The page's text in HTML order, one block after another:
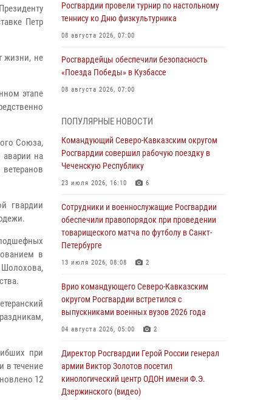
Петр
жизни, не
этапе
Союза,
аварии на
гвардии
в
при
в течение
12
Росгвардии провели турнир по настольному
теннису ко Дню физкультурника
08 августа 2026, 07:00
Росгвардейцы обеспечили безопасность
«Поезда Победы» в Кузбассе
08 августа 2026, 07:00
Росгвардии встретились с участником
патриотического проекта «Дорогой
Ломоносова — дорогой к Победе в СВО»
(видео)
08 августа 2026, 07:00
В Москве росгвардейцы оказали помощь
медикам и девушке с ограниченными
возможностями здоровья (видео)
08 августа 2026, 06:32
память товарища на тактическом турнире
(видео)
08 августа 2026, 06:15 9 1
Росгвардии отметили турнирами, мастер-
классами и легкоатлетическими забегами
08 августа 2026, 06:03 9
ПОПУЛЯРНЫЕ НОВОСТИ
Командующий Северо-Кавказским округом
Росгвардии совершил рабочую поездку в
Чеченскую Республику
23 июля 2026, 16:10 6
Сотрудники и военнослужащие Росгвардии
обеспечили правопорядок при проведении
товарищеского матча по футболу в Санкт-
Петербурге
13 июля 2026, 08:08 2
Врио командующего Северо-Кавказским
округом Росгвардии встретился с
выпускниками военных вузов 2026 года
04 августа 2026, 05:00 2
Директор Росгвардии Герой России генерал
армии Виктор Золотов посетил
кинологический центр ОДОН имени Ф.Э.
Дзержинского (видео)